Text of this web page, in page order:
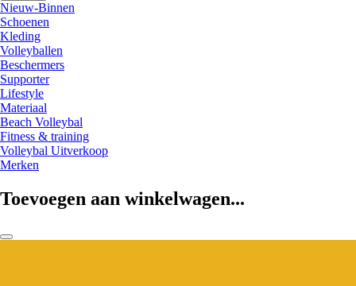
Nieuw-Binnen
Schoenen
Kleding
Volleyballen
Beschermers
Supporter
Lifestyle
Materiaal
Beach Volleybal
Fitness & training
Volleybal Uitverkoop
Merken
Toevoegen aan winkelwagen...